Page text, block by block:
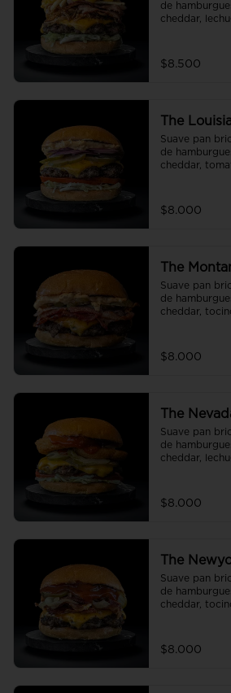
de
cheddar,
$8.500
The
Suave pan
de
cheddar,
$8.000
The
Suave pan
de
cheddar,
$8.000
The
Suave pan
de
cheddar,
$8.000
The
Suave pan
de
cheddar,
$8.000